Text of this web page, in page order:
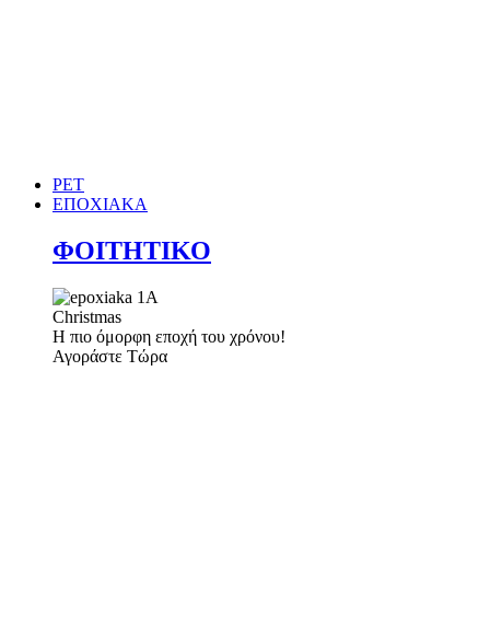
PET
ΕΠΟΧΙΑΚΑ
ΦΟΙΤΗΤΙΚΟ
Christmas
Η πιο όμορφη εποχή του χρόνου!
Αγοράστε Τώρα